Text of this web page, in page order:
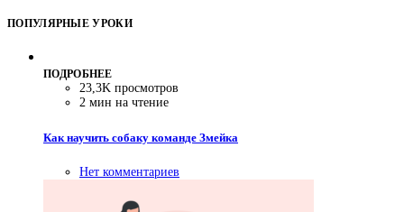
ПОПУЛЯРНЫЕ УРОКИ
ПОДРОБНЕЕ
23,3K просмотров
2 мин на чтение
Как научить собаку команде Змейка
Нет комментариев